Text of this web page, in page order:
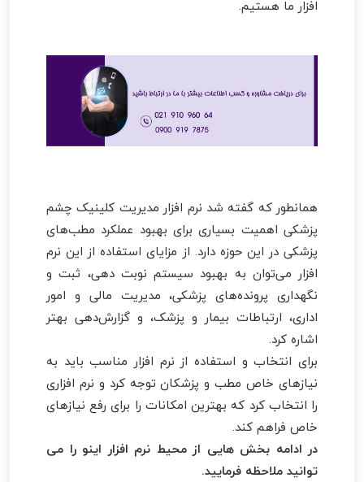
افزار ما هستیم.
همانطور که گفته شد نرم افزار مدیریت کلینیک چشم
پزشکی اهمیت بسیاری برای بهبود عملکرد مطب‌های
پزشکی در این حوزه دارد. از مزایای استفاده از این نرم
افزار می‌توان به بهبود سیستم نوبت دهی، ثبت و
نگهداری پرونده‌های پزشکی، مدیریت مالی و امور
اداری، ارتباطات بیمار و پزشک، و گزارش‌دهی بهتر
اشاره کرد.
برای انتخاب و استفاده از نرم افزار مناسب باید به
نیازهای خاص مطب و پزشکان توجه کرد و نرم افزاری
را انتخاب کرد که بهترین امکانات را برای رفع نیازهای
خاص فراهم کند.
در ادامه بخش هایی از محیط نرم افزار اینو را می
توانید ملاحظه فرمایید.